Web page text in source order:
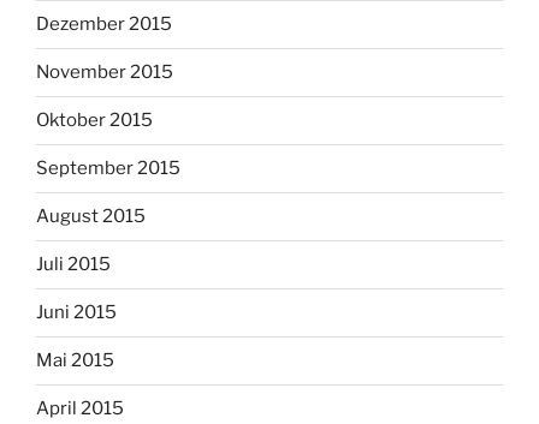
Dezember 2015
November 2015
Oktober 2015
September 2015
August 2015
Juli 2015
Juni 2015
Mai 2015
April 2015